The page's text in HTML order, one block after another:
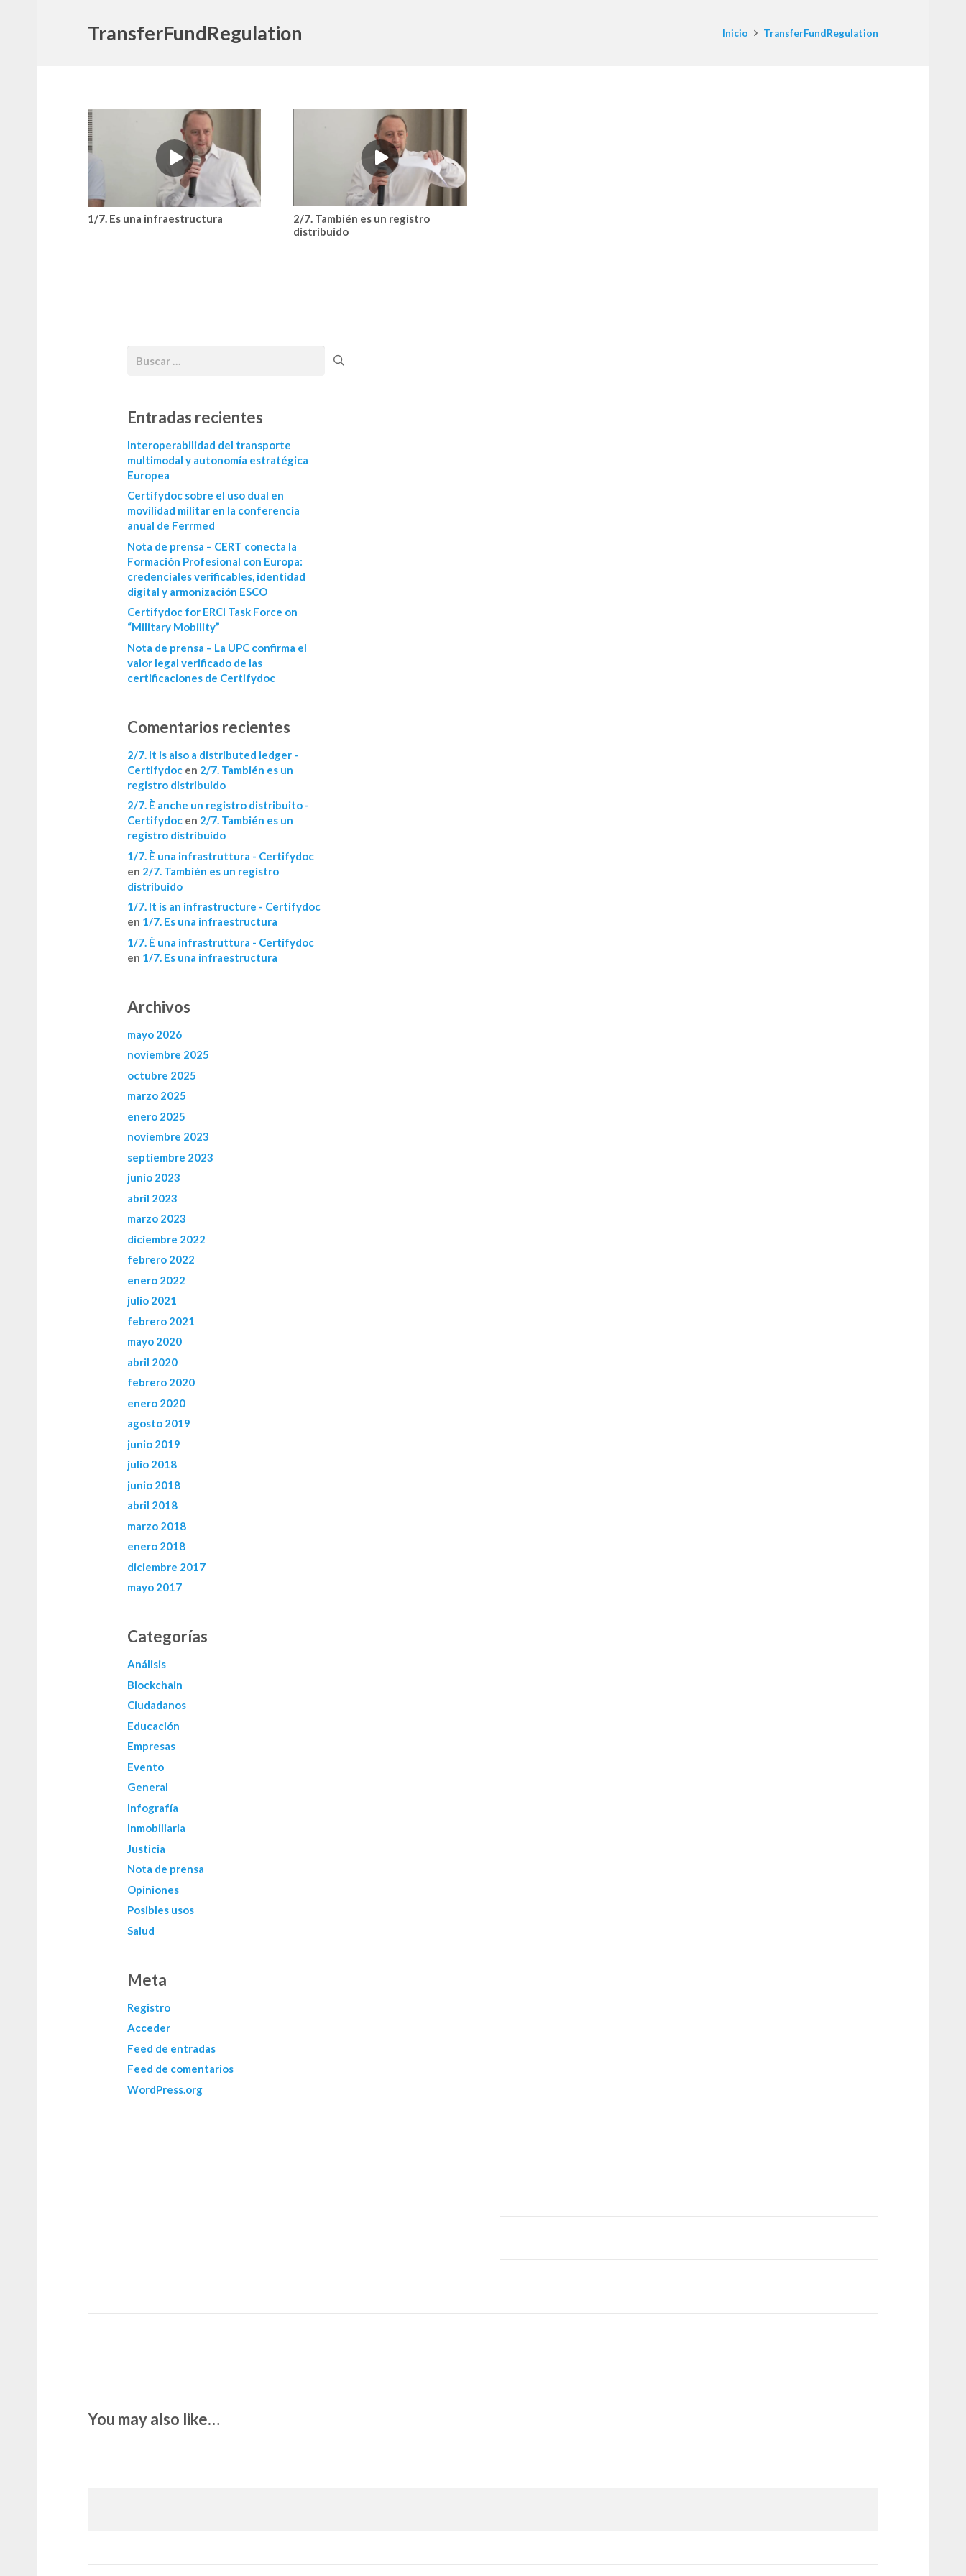
TransferFundRegulation Inicio TransferFundRegulation
1/7. Es una infraestructura
2/7. También es un registro
distribuido
Entradas recientes
Interoperabilidad del transporte
multimodal y autonomía estratégica
Europea
Certifydoc sobre el uso dual en
movilidad militar en la conferencia
anual de Ferrmed
Nota de prensa – CERT conecta la
Formación Profesional con Europa:
credenciales verificables, identidad
digital y armonización ESCO
Certifydoc for ERCI Task Force on
“Military Mobility”
Nota de prensa – La UPC confirma el
valor legal verificado de las
certificaciones de Certifydoc
Comentarios recientes
2/7. It is also a distributed ledger -
Certifydoc en 2/7. También es un
registro distribuido
2/7. È anche un registro distribuito -
Certifydoc en 2/7. También es un
registro distribuido
1/7. È una infrastruttura - Certifydoc
en 2/7. También es un registro
distribuido
1/7. It is an infrastructure - Certifydoc
en 1/7. Es una infraestructura
1/7. È una infrastruttura - Certifydoc
en 1/7. Es una infraestructura
Archivos
mayo 2026
noviembre 2025
octubre 2025
marzo 2025
enero 2025
noviembre 2023
septiembre 2023
junio 2023
abril 2023
marzo 2023
diciembre 2022
febrero 2022
enero 2022
julio 2021
febrero 2021
mayo 2020
abril 2020
febrero 2020
enero 2020
agosto 2019
junio 2019
julio 2018
junio 2018
abril 2018
marzo 2018
enero 2018
diciembre 2017
mayo 2017
Categorías
Análisis
Blockchain
Ciudadanos
Educación
Empresas
Evento
General
Infografía
Inmobiliaria
Justicia
Nota de prensa
Opiniones
Posibles usos
Salud
Meta
Registro
Acceder
Feed de entradas
Feed de comentarios
WordPress.org
You may also like…